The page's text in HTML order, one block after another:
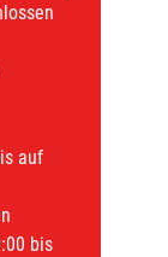
auf
bis